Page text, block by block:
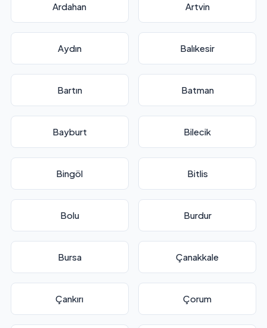
Ardahan Artvin
Aydın Balıkesir
Bartın Batman
Bayburt Bilecik
Bingöl Bitlis
Bolu Burdur
Bursa Çanakkale
Çankırı Çorum